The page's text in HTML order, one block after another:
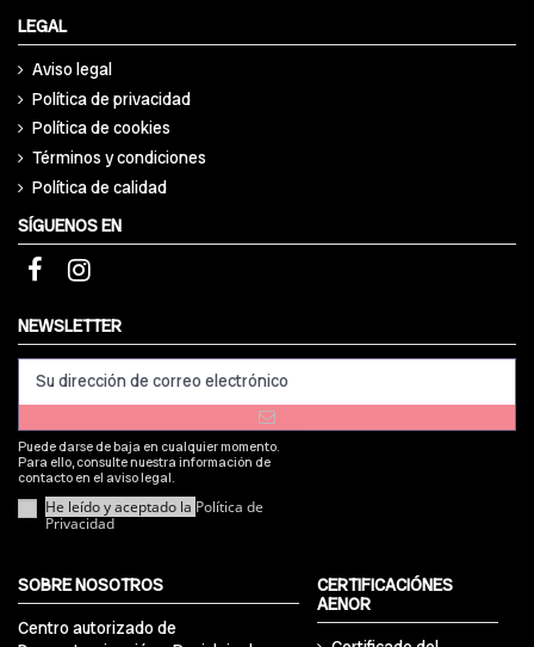
LEGAL
Aviso legal
Política de privacidad
Política de cookies
Términos y condiciones
Política de calidad
SÍGUENOS EN
NEWSLETTER
Puede darse de baja en cualquier momento.
Para ello, consulte nuestra información de
contacto en el aviso legal.
He leído y aceptado la Política de
Privacidad
SOBRE NOSOTROS
Centro autorizado de
CERTIFICACIÓNES
AENOR